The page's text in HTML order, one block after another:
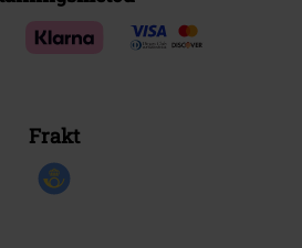
Frakt